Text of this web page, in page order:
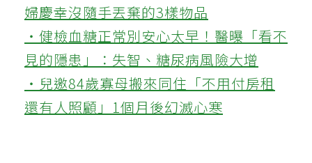
婦慶幸沒隨手丟棄的3樣物品
‧健檢血糖正常別安心太早！醫曝「看不
見的隱患」：失智、糖尿病風險大增
‧兒邀84歲寡母搬來同住「不用付房租
還有人照顧」1個月後幻滅心寒